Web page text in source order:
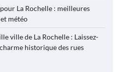
La Rochelle : meilleures
météo
ville de La Rochelle : Laissez-
historique des rues